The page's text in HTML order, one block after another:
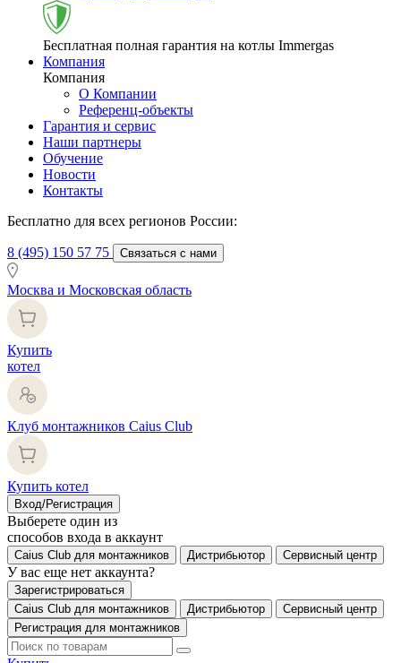
Бесплатная полная гарантия на котлы Immergas
Компания
Компания
О Компании
Референц-объекты
Гарантия и сервис
Наши партнеры
Обучение
Новости
Контакты
Бесплатно для всех регионов России:
8 (495) 150 57 75 Связаться с нами
Москва и Московская область
Купить
котел
Клуб монтажников Caius Club
Купить котел
Вход/Регистрация
Выберете один из
способов входа в аккаунт
Caius Club для монтажников Дистрибьютор Сервисный центр
У вас еще нет аккаунта?
Зарегистрироваться
Caius Club для монтажников
Дистрибьютор
Сервисный центр
Регистрация для монтажников